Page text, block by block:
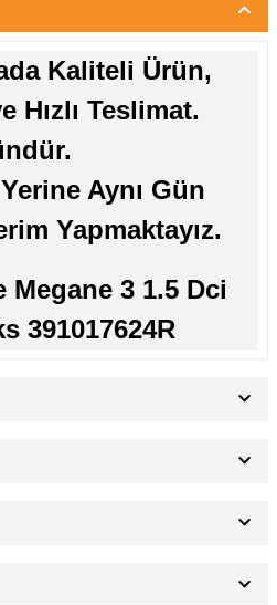
Kaliteli Ürün,
Hızlı Teslimat.
Aynı Gün
Yapmaktayız.
3 1.5 Dci
391017624R
açıklamalarında ve diğer konularda
formunu kullanarak tarafımıza